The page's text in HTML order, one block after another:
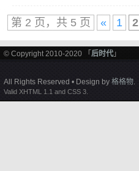
第 2 页，共 5 页 « 1 2
© Copyright 2010-2020 「 后时代 」
All Rights Reserved • Design by 格格物.
Valid XHTML 1.1 and CSS 3.